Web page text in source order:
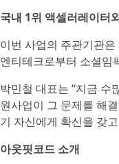
국내 1위 액셀러레이터
이번 사업의 주관기관
엔티테크로부터 소셜임
박민철 대표는 “지금 수
원사업이 그 문제를 해
기 자신에게 확신을 갖
아웃핏코드 소개